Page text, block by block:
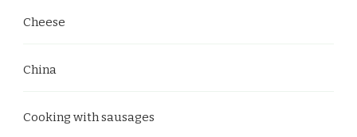
Cheese
China
Cooking with sausages